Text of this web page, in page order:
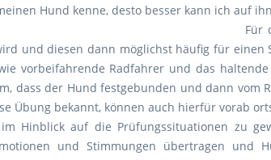
Hund kenne, desto besser kann ich auf
Für
und diesen dann möglichst häufig für
vorbeifahrende Radfahrer und das
dass der Hund festgebunden und dann
Übung bekannt, können auch hierfür vorab
Hinblick auf die Prüfungssituationen zu
und Stimmungen übertragen